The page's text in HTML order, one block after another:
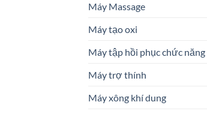
Máy Massage
Máy tạo oxi
Máy tập hồi phục chức năng
Máy trợ thính
Máy xông khí dung